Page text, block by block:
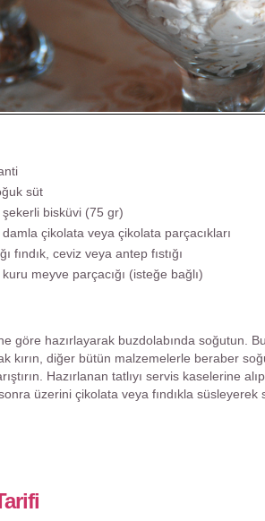
süt
bisküvi (75 gr)
damla çikolata veya çikolata parçacıkları
fındık, ceviz veya antep fıstığı
kuru meyve parçacığı (isteğe bağlı)
göre hazırlayarak buzdolabında soğutun.
kırın, diğer bütün malzemelerle beraber
Hazırlanan tatlıyı servis kaselerine
üzerini çikolata veya fındıkla süsleyerek